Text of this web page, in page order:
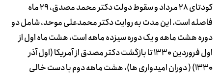
کودتای 28 مرداد و سقوط دولت دکتر محمد مصدق، 29 ماه
فاصله است. این مدت به روایت دکتر محمدعلی موحد، شامل دو
دوره هشت ماهه و یک دوره سیزده ماهه است، هشت ماه اول از
اول فروردین 1330 تا بازگشت دکتر مصدق از آمریکا (اول آذر
1330) ( دوران امیدواری ها)، هشت ماهه دوم با دست خالی